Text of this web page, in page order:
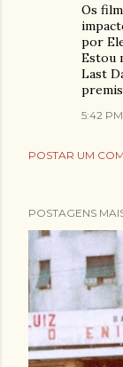
Os
por
Estou
Last
5:42
POSTAR UM
POSTAGENS